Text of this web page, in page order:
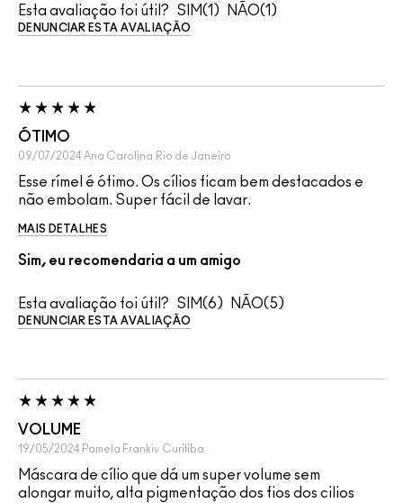
Esta avaliação foi útil? 1 1
DENUNCIAR ESTA AVALIAÇÃO
ÓTIMO
09/07/2024 Ana Carolina Rio de Janeiro
Esse rímel é ótimo. Os cílios ficam bem destacados e
não embolam. Super fácil de lavar.
MAIS DETALHES
Sim, eu recomendaria a um amigo
Esta avaliação foi útil? 6 5
DENUNCIAR ESTA AVALIAÇÃO
VOLUME
19/05/2024 Pamela Frankiv Curitiba
Máscara de cílio que dá um super volume sem
alongar muito, alta pigmentação dos fios dos cilios